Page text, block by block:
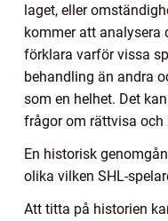
laget, eller
kommer att analysera
förklara varför vissa
behandling än andra
som en helhet. Det
frågor om rättvisa och
En historisk
olika vilken SHL-
Att titta på historien